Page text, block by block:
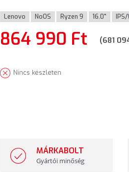
Lenovo NoOS Ryzen 9 16.0"
864 990 Ft (681
Nincs készleten
MÁRKABOLT
Gyártói minőség